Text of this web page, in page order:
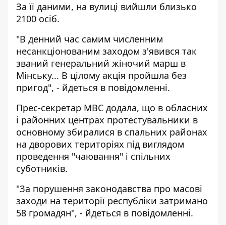
За її даними, на вулиці вийшли близько
2100 осіб.
"В денний час самим численним
несанкціонованим заходом з'явився так
званий генеральний жіночий марш в
Мінську... В цілому акція пройшла без
пригод", - йдеться в повідомленні.
Прес-секретар МВС додала, що в обласних
і районних центрах протестувальники в
основному збиралися в спальних районах
на дворових територіях під виглядом
проведення "чаювання" і спільних
суботників.
"За порушення законодавства про масові
заходи на території республіки затримано
58 громадян", - йдеться в повідомленні.